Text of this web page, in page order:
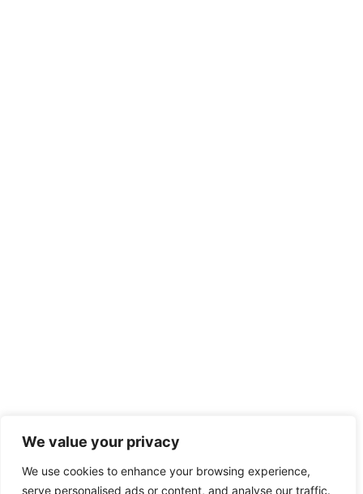
We value your privacy
We use cookies to enhance your browsing experience,
serve personalised ads or content, and analyse our traffic.